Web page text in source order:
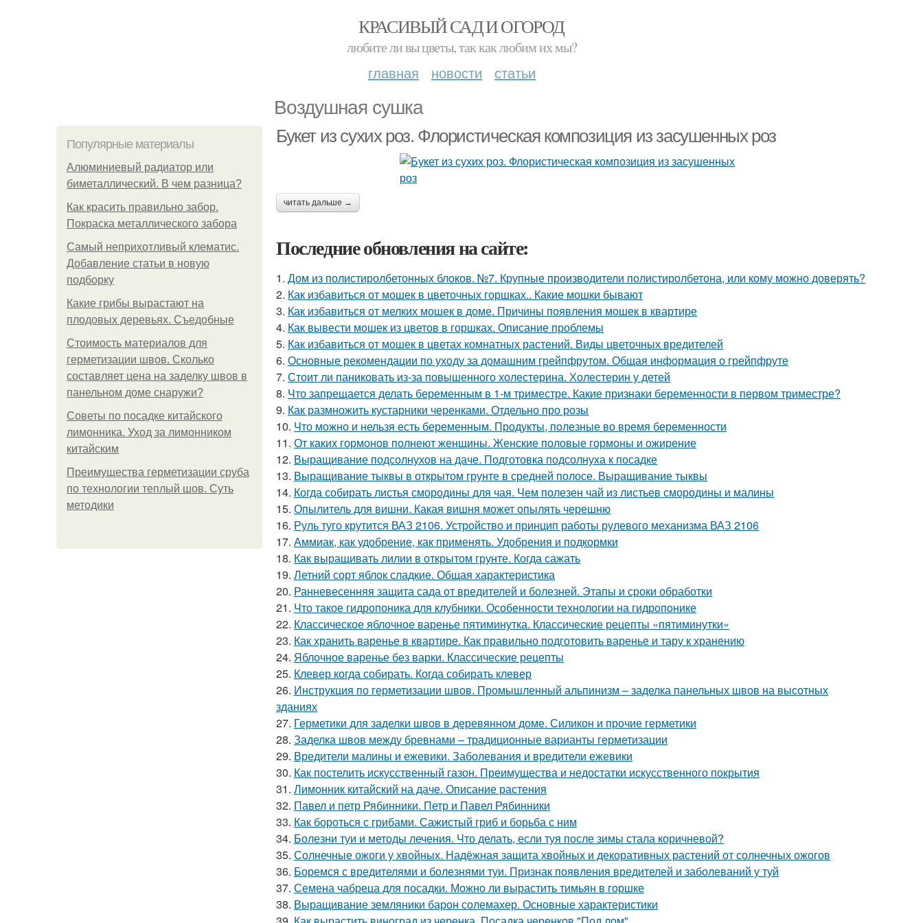
КРАСИВЫЙ САД И ОГОРОД
любите ли вы цветы, так как любим их мы?
главная новости статьи
Воздушная сушка
Популярные материалы
Алюминиевый радиатор или
биметаллический. В чем разница?
Как красить правильно забор.
Покраска металлического забора
Самый неприхотливый клематис.
Добавление статьи в новую
подборку
Какие грибы вырастают на
плодовых деревьях. Съедобные
Стоимость материалов для
герметизации швов. Сколько
составляет цена на заделку швов в
панельном доме снаружи?
Советы по посадке китайского
лимонника. Уход за лимонником
китайским
Преимущества герметизации сруба
по технологии теплый шов. Суть
методики
Букет из сухих роз. Флористическая композиция из засушенных роз
читать дальше →
Последние обновления на сайте:
1. Дом из полистиролбетонных блоков. №7. Крупные производители полистиролбетона, или кому можно доверять?
2. Как избавиться от мошек в цветочных горшках.. Какие мошки бывают
3. Как избавиться от мелких мошек в доме. Причины появления мошек в квартире
4. Как вывести мошек из цветов в горшках. Описание проблемы
5. Как избавиться от мошек в цветах комнатных растений. Виды цветочных вредителей
6. Основные рекомендации по уходу за домашним грейпфрутом. Общая информация о грейпфруте
7. Стоит ли паниковать из-за повышенного холестерина. Холестерин у детей
8. Что запрещается делать беременным в 1-м триместре. Какие признаки беременности в первом триместре?
9. Как размножить кустарники черенками. Отдельно про розы
10. Что можно и нельзя есть беременным. Продукты, полезные во время беременности
11. От каких гормонов полнеют женщины. Женские половые гормоны и ожирение
12. Выращивание подсолнухов на даче. Подготовка подсолнуха к посадке
13. Выращивание тыквы в открытом грунте в средней полосе. Выращивание тыквы
14. Когда собирать листья смородины для чая. Чем полезен чай из листьев смородины и малины
15. Опылитель для вишни. Какая вишня может опылять черешню
16. Руль туго крутится ВАЗ 2106. Устройство и принцип работы рулевого механизма ВАЗ 2106
17. Аммиак, как удобрение, как применять. Удобрения и подкормки
18. Как выращивать лилии в открытом грунте. Когда сажать
19. Летний сорт яблок сладкие. Общая характеристика
20. Ранневесенняя защита сада от вредителей и болезней. Этапы и сроки обработки
21. Что такое гидропоника для клубники. Особенности технологии на гидропонике
22. Классическое яблочное варенье пятиминутка. Классические рецепты «пятиминутки»
23. Как хранить варенье в квартире. Как правильно подготовить варенье и тару к хранению
24. Яблочное варенье без варки. Классические рецепты
25. Клевер когда собирать. Когда собирать клевер
26. Инструкция по герметизации швов. Промышленный альпинизм – заделка панельных швов на высотных
зданиях
27. Герметики для заделки швов в деревянном доме. Силикон и прочие герметики
28. Заделка швов между бревнами – традиционные варианты герметизации
29. Вредители малины и ежевики. Заболевания и вредители ежевики
30. Как постелить искусственный газон. Преимущества и недостатки искусственного покрытия
31. Лимонник китайский на даче. Описание растения
32. Павел и петр Рябинники. Петр и Павел Рябинники
33. Как бороться с грибами. Сажистый гриб и борьба с ним
34. Болезни туи и методы лечения. Что делать, если туя после зимы стала коричневой?
35. Солнечные ожоги у хвойных. Надёжная защита хвойных и декоративных растений от солнечных ожогов
36. Боремся с вредителями и болезнями туи. Признак появления вредителей и заболеваний у туй
37. Семена чабреца для посадки. Можно ли вырастить тимьян в горшке
38. Выращивание земляники барон солемахер. Основные характеристики